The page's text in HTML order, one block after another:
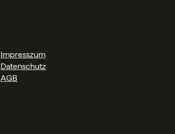
Impresszum
Datenschutz
AGB